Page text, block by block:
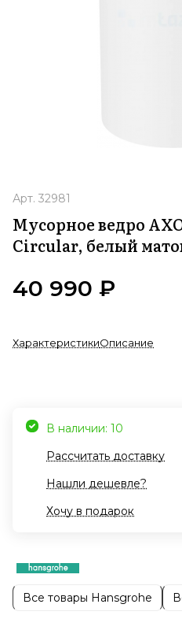
Арт. 32981
Мусорное ведро
Circular, белый
40 990 ₽
ХарактеристикиОписание
В наличии: 10
Рассчитать доставку
Нашли дешевле?
Хочу в подарок
Все товары Hansgrohe